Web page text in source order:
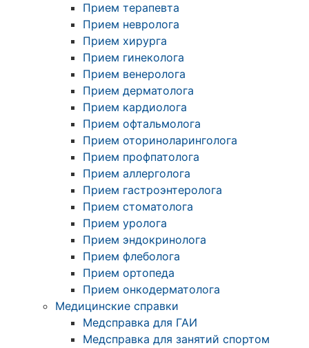
Прием терапевта
Прием невролога
Прием хирурга
Прием гинеколога
Прием венеролога
Прием дерматолога
Прием кардиолога
Прием офтальмолога
Прием оториноларинголога
Прием профпатолога
Прием аллерголога
Прием гастроэнтеролога
Прием стоматолога
Прием уролога
Прием эндокринолога
Прием флеболога
Прием ортопеда
Прием онкодерматолога
Медицинские справки
Медсправка для ГАИ
Медсправка для занятий спортом